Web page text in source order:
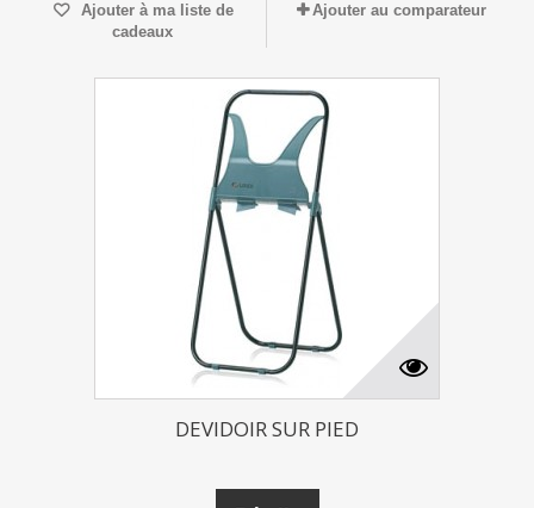
Ajouter à ma liste de
cadeaux
Ajouter au comparateur
DEVIDOIR SUR PIED